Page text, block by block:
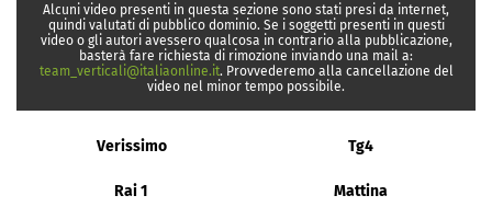
Alcuni video presenti in questa sezione sono stati presi da internet,
quindi valutati di pubblico dominio. Se i soggetti presenti in questi
video o gli autori avessero qualcosa in contrario alla pubblicazione,
basterà fare richiesta di rimozione inviando una mail a:
team_verticali@italiaonline.it. Provvederemo alla cancellazione del
video nel minor tempo possibile.
Verissimo Tg4
Rai 1 Mattina